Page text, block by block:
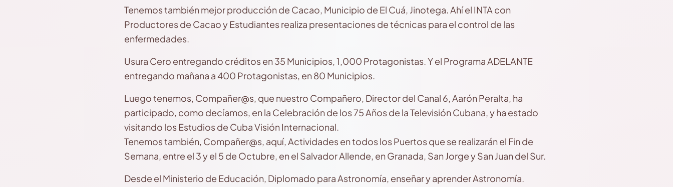
Tenemos también mejor producción de Cacao, Municipio de El Cuá, Jinotega. Ahí el INTA con
Productores de Cacao y Estudiantes realiza presentaciones de técnicas para el control de las
enfermedades.
Usura Cero entregando créditos en 35 Municipios, 1,000 Protagonistas. Y el Programa ADELANTE
entregando mañana a 400 Protagonistas, en 80 Municipios.
Luego tenemos, Compañer@s, que nuestro Compañero, Director del Canal 6, Aarón Peralta, ha
participado, como decíamos, en la Celebración de los 75 Años de la Televisión Cubana, y ha estado
visitando los Estudios de Cuba Visión Internacional.
Tenemos también, Compañer@s, aquí, Actividades en todos los Puertos que se realizarán el Fin de
Semana, entre el 3 y el 5 de Octubre, en el Salvador Allende, en Granada, San Jorge y San Juan del Sur.
Desde el Ministerio de Educación, Diplomado para Astronomía, enseñar y aprender Astronomía.